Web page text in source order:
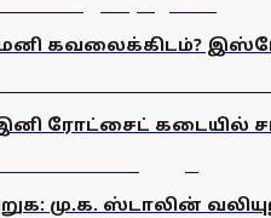
கவலைக்கிடம்?
இனி ரோட்சைட் கடையில்
மு.க. ஸ்டாலின்